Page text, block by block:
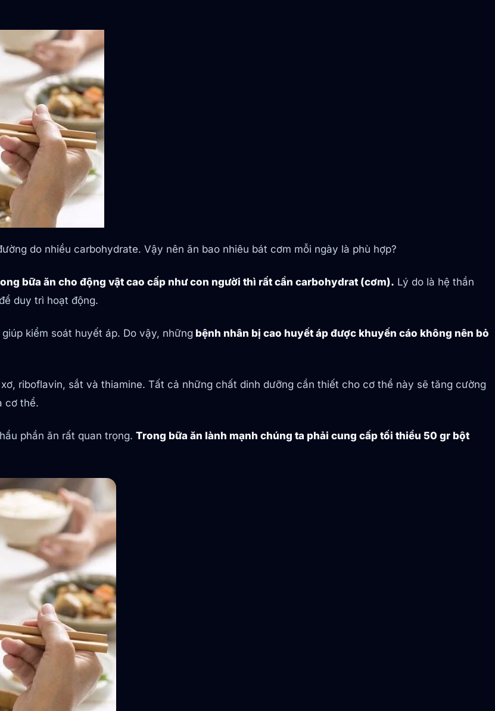
do nhiều carbohydrate. Vậy nên ăn bao nhiêu bát cơm mỗi ngày là phù hợp?
bữa ăn cho động vật cao cấp như con người thì rất cần carbohydrat (cơm). Lý do là hệ thần
duy trì hoạt động.
kiểm soát huyết áp. Do vậy, những bệnh nhân bị cao huyết áp được khuyến cáo không nên bỏ
riboflavin, sắt và thiamine. Tất cả những chất dinh dưỡng cần thiết cho cơ thể này sẽ tăng cường
cơ thể.
phần ăn rất quan trọng. Trong bữa ăn lành mạnh chúng ta phải cung cấp tối thiểu 50 gr bột